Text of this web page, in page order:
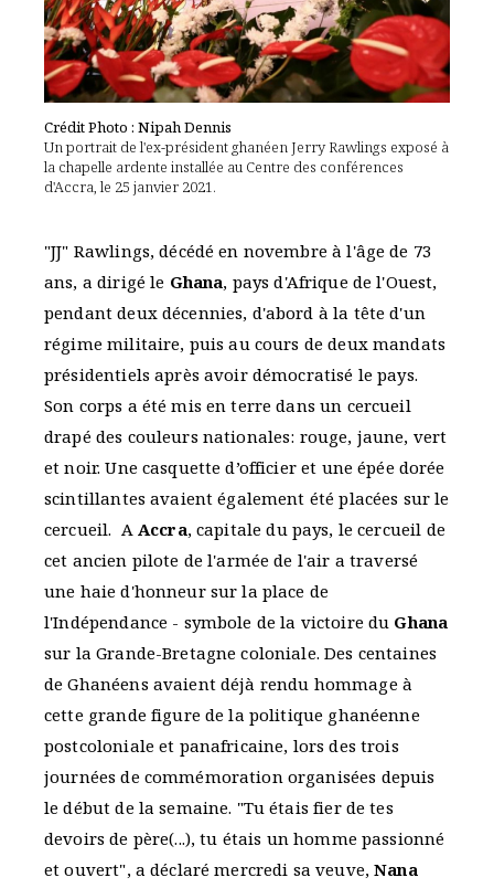
Crédit Photo : Nipah Dennis
Un portrait de l'ex-président ghanéen Jerry Rawlings exposé à
la chapelle ardente installée au Centre des conférences
d'Accra, le 25 janvier 2021.
"JJ" Rawlings, décédé en novembre à l'âge de 73
ans, a dirigé le Ghana, pays d'Afrique de l'Ouest,
pendant deux décennies, d'abord à la tête d'un
régime militaire, puis au cours de deux mandats
présidentiels après avoir démocratisé le pays.
Son corps a été mis en terre dans un cercueil
drapé des couleurs nationales: rouge, jaune, vert
et noir. Une casquette d’officier et une épée dorée
scintillantes avaient également été placées sur le
cercueil. A Accra, capitale du pays, le cercueil de
cet ancien pilote de l'armée de l'air a traversé
une haie d'honneur sur la place de
l'Indépendance - symbole de la victoire du Ghana
sur la Grande-Bretagne coloniale. Des centaines
de Ghanéens avaient déjà rendu hommage à
cette grande figure de la politique ghanéenne
postcoloniale et panafricaine, lors des trois
journées de commémoration organisées depuis
le début de la semaine. "Tu étais fier de tes
devoirs de père(...), tu étais un homme passionné
et ouvert", a déclaré mercredi sa veuve,Nana